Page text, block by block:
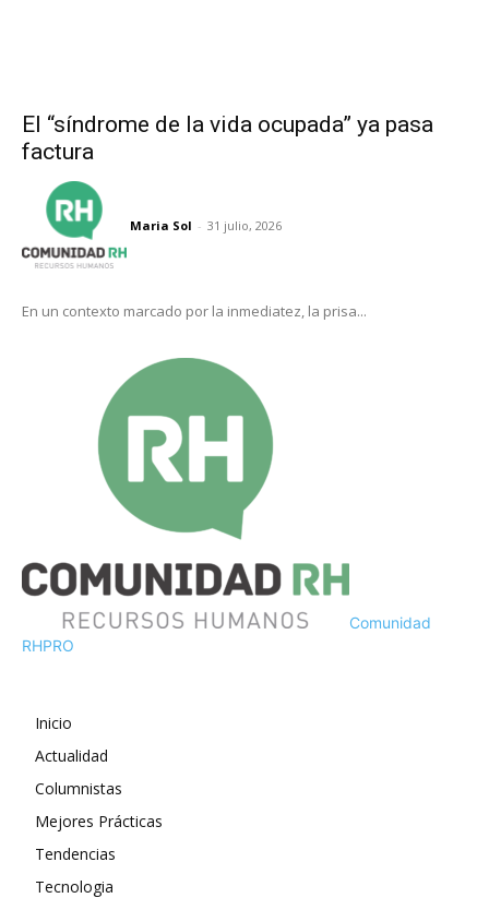
El “síndrome de la vida ocupada” ya pasa
factura
Maria Sol - 31 julio, 2026
En un contexto marcado por la inmediatez, la prisa...
Comunidad
RHPRO
Inicio
Actualidad
Columnistas
Mejores Prácticas
Tendencias
Tecnologia